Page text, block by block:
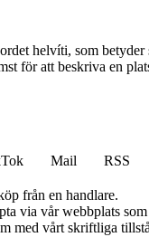
helvíti, som
för att beskriva en
Mail
RSS
från en handlare.
via vår webbplats
med vårt skriftliga